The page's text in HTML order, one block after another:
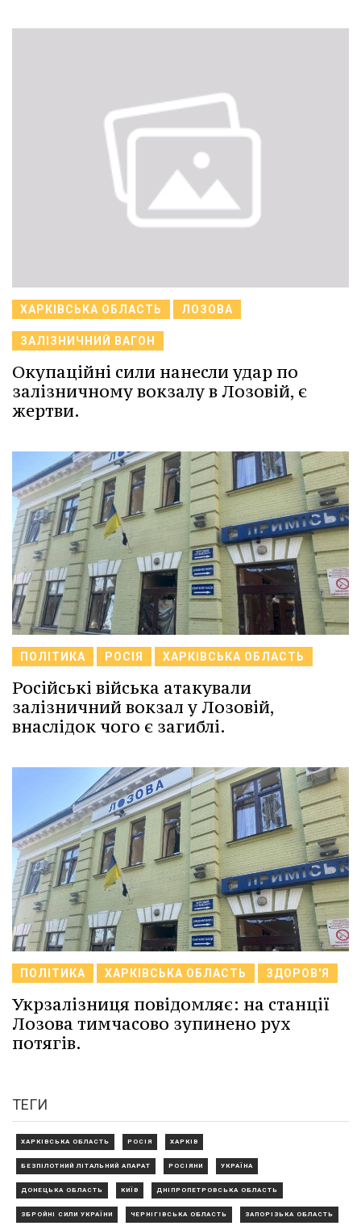
ХАРКІВСЬКА ОБЛАСТЬ ЛОЗОВА
ЗАЛІЗНИЧНИЙ ВАГОН
Окупаційні сили нанесли удар по
залізничному вокзалу в Лозовій, є
жертви.
ПОЛІТИКА РОСІЯ ХАРКІВСЬКА ОБЛАСТЬ
Російські війська атакували
залізничний вокзал у Лозовій,
внаслідок чого є загиблі.
ПОЛІТИКА ХАРКІВСЬКА ОБЛАСТЬ ЗДОРОВ'Я
Укрзалізниця повідомляє: на станції
Лозова тимчасово зупинено рух
потягів.
ТЕГИ
ХАРКІВСЬКА ОБЛАСТЬ РОСІЯ ХАРКІВ
БЕЗПІЛОТНИЙ ЛІТАЛЬНИЙ АПАРАТ РОСІЯНИ УКРАЇНА
ДОНЕЦЬКА ОБЛАСТЬ КИЇВ ДНІПРОПЕТРОВСЬКА ОБЛАСТЬ
ЗБРОЙНІ СИЛИ УКРАЇНИ ЧЕРНІГІВСЬКА ОБЛАСТЬ ЗАПОРІЗЬКА ОБЛАСТЬ